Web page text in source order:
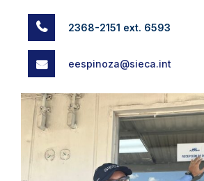
2368-2151 ext. 6593
eespinoza@sieca.int